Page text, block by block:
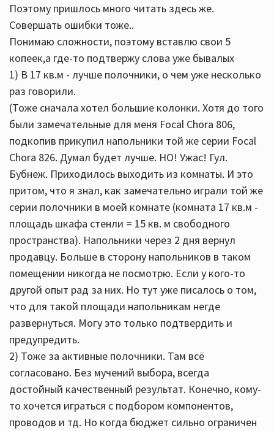
Поэтому пришлось много читать здесь же.
Совершать ошибки тоже..
Понимаю сложности, поэтому вставлю свои 5
копеек,а где-то подтвержу слова уже бывалых
1) В 17 кв.м - лучше полочники, о чем уже несколько
раз говорили.
(Тоже сначала хотел большие колонки. Хотя до того
были замечательные для меня Focal Chora 806,
подкопив прикупил напольники той же серии Focal
Chora 826. Думал будет лучше. НО! Ужас! Гул.
Бубнеж. Приходилось выходить из комнаты. И это
притом, что я знал, как замечательно играли той же
серии полочники в моей комнате (комната 17 кв.м -
площадь шкафа стенли = 15 кв. м свободного
пространства). Напольники через 2 дня вернул
продавцу. Больше в сторону напольников в таком
помещении никогда не посмотрю. Если у кого-то
другой опыт рад за них. Но тут уже писалось о том,
что для такой площади напольникам негде
развернуться. Могу это только подтвердить и
предупредить.
2) Тоже за активные полочники. Там всё
согласовано. Без мучений выбора, всегда
достойный качественный результат. Конечно, кому-
то хочется играться с подбором компонентов,
проводов и тд. Но когда бюджет сильно ограничен